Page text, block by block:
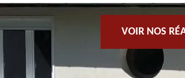
VOIR NOS